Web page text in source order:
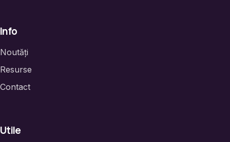
Info
Noutăți
Resurse
Contact
Utile